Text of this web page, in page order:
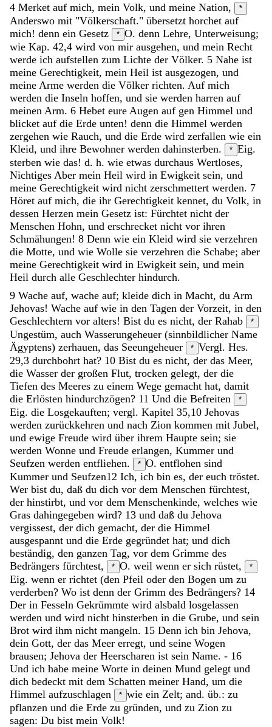
4 Merket auf mich, mein Volk, und meine Nation, *
Anderswo mit "Völkerschaft." übersetzt horchet auf
mich! denn ein Gesetz * O. denn Lehre, Unterweisung;
wie Kap. 42,4 wird von mir ausgehen, und mein Recht
werde ich aufstellen zum Lichte der Völker. 5 Nahe ist
meine Gerechtigkeit, mein Heil ist ausgezogen, und
meine Arme werden die Völker richten. Auf mich
werden die Inseln hoffen, und sie werden harren auf
meinen Arm. 6 Hebet eure Augen auf gen Himmel und
blicket auf die Erde unten! denn die Himmel werden
zergehen wie Rauch, und die Erde wird zerfallen wie ein
Kleid, und ihre Bewohner werden dahinsterben. * Eig.
sterben wie das! d. h. wie etwas durchaus Wertloses,
Nichtiges Aber mein Heil wird in Ewigkeit sein, und
meine Gerechtigkeit wird nicht zerschmettert werden. 7
Höret auf mich, die ihr Gerechtigkeit kennet, du Volk, in
dessen Herzen mein Gesetz ist: Fürchtet nicht der
Menschen Hohn, und erschrecket nicht vor ihren
Schmähungen! 8 Denn wie ein Kleid wird sie verzehren
die Motte, und wie Wolle sie verzehren die Schabe; aber
meine Gerechtigkeit wird in Ewigkeit sein, und mein
Heil durch alle Geschlechter hindurch.
9 Wache auf, wache auf; kleide dich in Macht, du Arm
Jehovas! Wache auf wie in den Tagen der Vorzeit, in den
Geschlechtern vor alters! Bist du es nicht, der Rahab *
Ungestüm, auch Wasserungeheuer (sinnbildlicher Name
Ägyptens) zerhauen, das Seeungeheuer * Vergl. Hes.
29,3 durchbohrt hat? 10 Bist du es nicht, der das Meer,
die Wasser der großen Flut, trocken gelegt, der die
Tiefen des Meeres zu einem Wege gemacht hat, damit
die Erlösten hindurchzögen? 11 Und die Befreiten *
Eig. die Losgekauften; vergl. Kapitel 35,10 Jehovas
werden zurückkehren und nach Zion kommen mit Jubel,
und ewige Freude wird über ihrem Haupte sein; sie
werden Wonne und Freude erlangen, Kummer und
Seufzen werden entfliehen. * O. entflohen sind
Kummer und Seufzen12 Ich, ich bin es, der euch tröstet.
Wer bist du, daß du dich vor dem Menschen fürchtest,
der hinstirbt, und vor dem Menschenkinde, welches wie
Gras dahingegeben wird? 13 und daß du Jehova
vergissest, der dich gemacht, der die Himmel
ausgespannt und die Erde gegründet hat; und dich
beständig, den ganzen Tag, vor dem Grimme des
Bedrängers fürchtest, * O. weil wenn er sich rüstet, *
Eig. wenn er richtet (den Pfeil oder den Bogen um zu
verderben? Wo ist denn der Grimm des Bedrängers? 14
Der in Fesseln Gekrümmte wird alsbald losgelassen
werden und wird nicht hinsterben in die Grube, und sein
Brot wird ihm nicht mangeln. 15 Denn ich bin Jehova,
dein Gott, der das Meer erregt, und seine Wogen
brausen; Jehova der Heerscharen ist sein Name. - 16
Und ich habe meine Worte in deinen Mund gelegt und
dich bedeckt mit dem Schatten meiner Hand, um die
Himmel aufzuschlagen * wie ein Zelt; and. üb.: zu
pflanzen und die Erde zu gründen, und zu Zion zu
sagen: Du bist mein Volk!